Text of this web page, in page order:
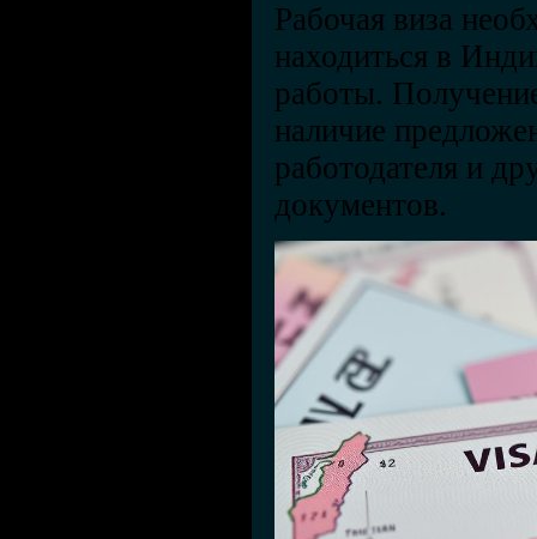
Рабочая виза
находиться в
работы.
наличие
работодателя и
документов.